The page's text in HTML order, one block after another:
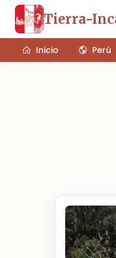
Tierra-
Inicio Perú